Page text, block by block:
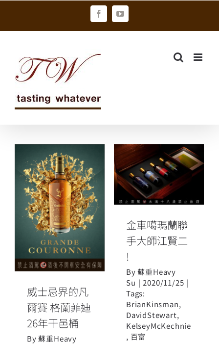
FacebookYouTube
威士忌界的凡
爾賽 格蘭菲迪
26年干邑桶
威士忌界的凡
爾賽 格蘭菲迪
26年干邑桶
By蘇重Heavy
金車噶瑪蘭聯
手大師江賢二 !
金車噶瑪蘭聯
手大師江賢二
!
By蘇重Heavy
Su | 2020/11/25 |
Tags:
BrianKinsman,
DavidStewart,
KelseyMcKechnie
, 百富